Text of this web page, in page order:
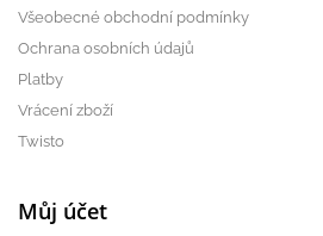
Všeobecné obchodní podmínky
Ochrana osobních údajů
Platby
Vrácení zboží
Twisto
Můj účet